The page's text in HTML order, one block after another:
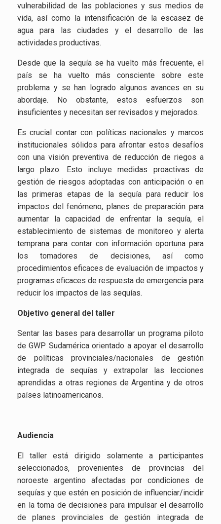
vulnerabilidad de las poblaciones y sus medios de
vida, así como la intensificación de la escasez de
agua para las ciudades y el desarrollo de las
actividades productivas.
Desde que la sequía se ha vuelto más frecuente, el
país se ha vuelto más consciente sobre este
problema y se han logrado algunos avances en su
abordaje. No obstante, estos esfuerzos son
insuficientes y necesitan ser revisados y mejorados.
Es crucial contar con políticas nacionales y marcos
institucionales sólidos para afrontar estos desafíos
con una visión preventiva de reducción de riegos a
largo plazo. Esto incluye medidas proactivas de
gestión de riesgos adoptadas con anticipación o en
las primeras etapas de la sequía para reducir los
impactos del fenómeno, planes de preparación para
aumentar la capacidad de enfrentar la sequía, el
establecimiento de sistemas de monitoreo y alerta
temprana para contar con información oportuna para
los tomadores de decisiones, así como
procedimientos eficaces de evaluación de impactos y
programas eficaces de respuesta de emergencia para
reducir los impactos de las sequías.
Objetivo general del taller
Sentar las bases para desarrollar un programa piloto
de GWP Sudamérica orientado a apoyar el desarrollo
de políticas provinciales/nacionales de gestión
integrada de sequías y extrapolar las lecciones
aprendidas a otras regiones de Argentina y de otros
países latinoamericanos.
Audiencia
El taller está dirigido solamente a participantes
seleccionados, provenientes de provincias del
noroeste argentino afectadas por condiciones de
sequías y que estén en posición de influenciar/incidir
en la toma de decisiones para impulsar el desarrollo
de planes provinciales de gestión integrada de